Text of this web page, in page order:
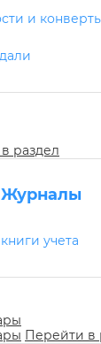
и
раздел
Журналы
учета
Перейти в